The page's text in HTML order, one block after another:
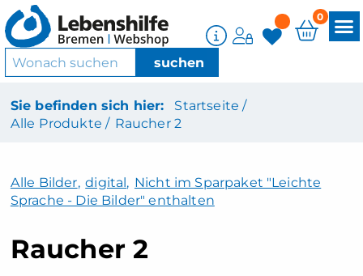
0
Sie befinden sich hier:
Startseite /
Alle Produkte / Raucher 2
Alle Bilder, digital, Nicht im Sparpaket "Leichte
Sprache - Die Bilder" enthalten
Raucher 2